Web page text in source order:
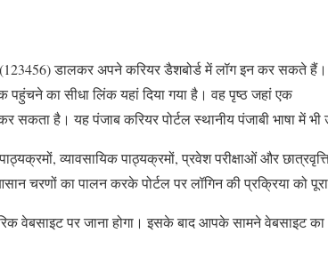
डालकर अपने करियर डैशबोर्ड में लॉग इन कर सकते
पहुंचने का सीधा लिंक यहां दिया गया है। वह पृष्ठ जहां एक
सकता है। यह पंजाब करियर पोर्टल स्थानीय पंजाबी भाषा में भी
व्यावसायिक पाठ्यक्रमों, प्रवेश परीक्षाओं और
चरणों का पालन करके पोर्टल पर लॉगिन की प्रक्रिया को
वेबसाइट पर जाना होगा। इसके बाद आपके सामने वेबसाइट का